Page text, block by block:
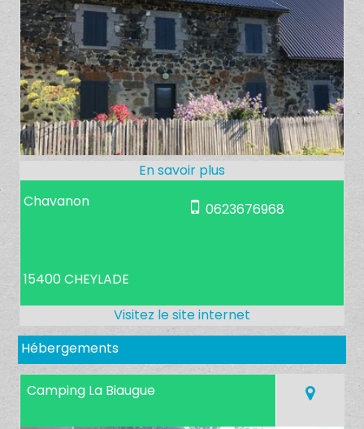
Chavanon
15400 CHEYLADE
0623676968
Hébergements
Camping La Biaugue